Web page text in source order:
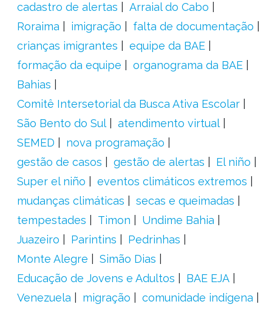
cadastro de alertas
Arraial do Cabo
Roraima
imigração
falta de documentação
crianças imigrantes
equipe da BAE
formação da equipe
organograma da BAE
Bahias
Comitê Intersetorial da Busca Ativa Escolar
São Bento do Sul
atendimento virtual
SEMED
nova programação
gestão de casos
gestão de alertas
El niño
Super el niño
eventos climáticos extremos
mudanças climáticas
secas e queimadas
tempestades
Timon
Undime Bahia
Juazeiro
Parintins
Pedrinhas
Monte Alegre
Simão Dias
Educação de Jovens e Adultos
BAE EJA
Venezuela
migração
comunidade indígena